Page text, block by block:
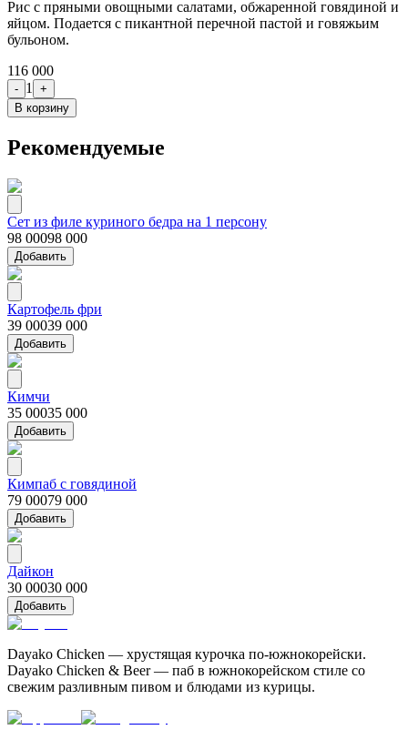
Рис с пряными овощными салатами, обжаренной говядиной и
яйцом. Подается с пикантной перечной пастой и говяжьим
бульоном.
116 000
- 1
+
В корзину
Рекомендуемые
Сет из филе куриного бедра на 1 персону
98 00098 000
Добавить
Картофель фри
39 00039 000
Добавить
Кимчи
35 00035 000
Добавить
Кимпаб с говядиной
79 00079 000
Добавить
Дайкон
30 00030 000
Добавить
Dayako Chicken — хрустящая курочка по-южнокорейски.
Dayako Chicken & Beer — паб в южнокорейском стиле со
свежим разливным пивом и блюдами из курицы.